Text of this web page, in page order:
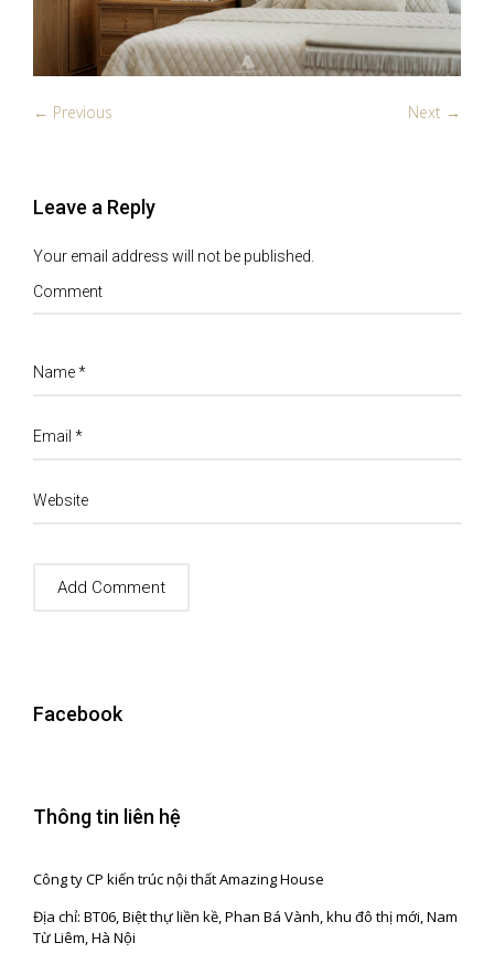
← Previous Next →
Leave a Reply
Your email address will not be published.
Comment
Name*
Email *
Website
Facebook
Thông tin liên hệ
Công ty CP kiến trúc nội thất Amazing House
Địa chỉ: BT06, Biệt thự liền kề, Phan Bá Vành, khu đô thị mới, Nam
Từ Liêm, Hà Nội